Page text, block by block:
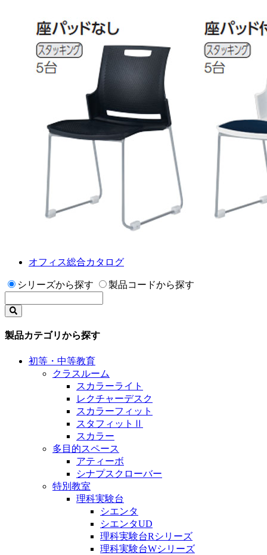
オフィス総合カタログ
シリーズから探す 製品コードから探す
製品カテゴリから探す
初等・中等教育
クラスルーム
スカラーライト
レクチャーデスク
スカラーフィット
スタフィットⅡ
スカラー
多目的スペース
アティーボ
シナプスクローバー
特別教室
理科実験台
シエンタ
シエンタUD
理科実験台Rシリーズ
理科実験台Wシリーズ